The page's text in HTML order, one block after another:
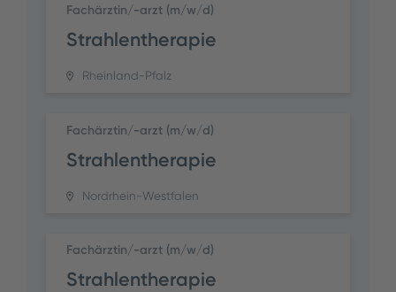
Fachärztin/-arzt (m/w/d)
Strahlentherapie
Rheinland-Pfalz
Fachärztin/-arzt (m/w/d)
Strahlentherapie
Nordrhein-Westfalen
Fachärztin/-arzt (m/w/d)
Strahlentherapie